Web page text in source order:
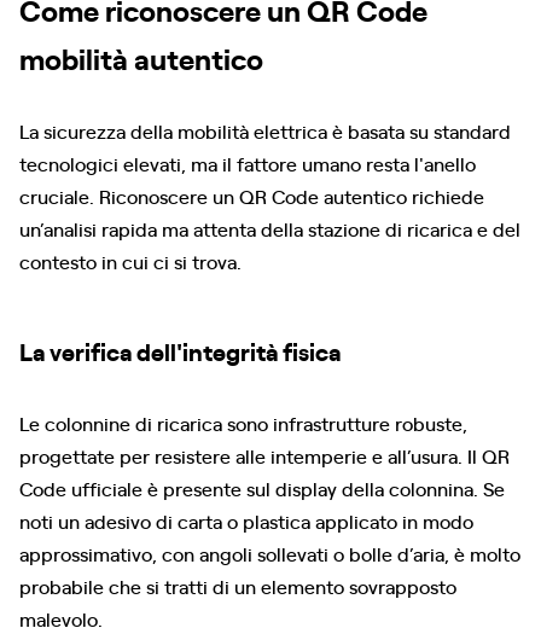
Come riconoscere un QR Code
mobilità autentico
La sicurezza della mobilità elettrica è basata su standard
tecnologici elevati, ma il fattore umano resta l'anello
cruciale. Riconoscere un QR Code autentico richiede
un’analisi rapida ma attenta della stazione di ricarica e del
contesto in cui ci si trova.
La verifica dell'integrità fisica
Le colonnine di ricarica sono infrastrutture robuste,
progettate per resistere alle intemperie e all’usura. Il QR
Code ufficiale è presente sul display della colonnina. Se
noti un adesivo di carta o plastica applicato in modo
approssimativo, con angoli sollevati o bolle d’aria, è molto
probabile che si tratti di un elemento sovrapposto
malevolo.